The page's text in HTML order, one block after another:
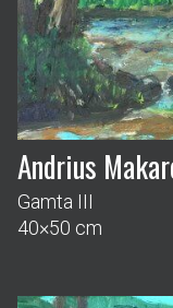
Andrius
Gamta III
40×50 cm